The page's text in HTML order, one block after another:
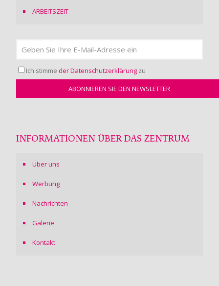
ARBEITSZEIT
Ich stimme der Datenschutzerklärung zu
INFORMATIONEN ÜBER DAS ZENTRUM
Über uns
Werbung
Nachrichten
Galerie
Kontakt